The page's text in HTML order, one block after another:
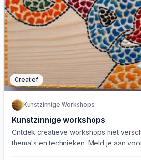
Creatief
Kunstzinnige Workshops
Kunstzinnige workshops
Ontdek creatieve workshops met
thema's en technieken. Meld je aan